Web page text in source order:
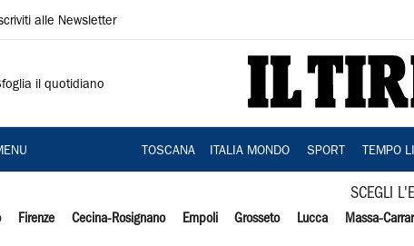
alle Newsletter
il quotidiano
TOSCANA ITALIA MONDO SPORT TEMPO
SCEGLI
Firenze Cecina-Rosignano Empoli Grosseto Lucca Massa-